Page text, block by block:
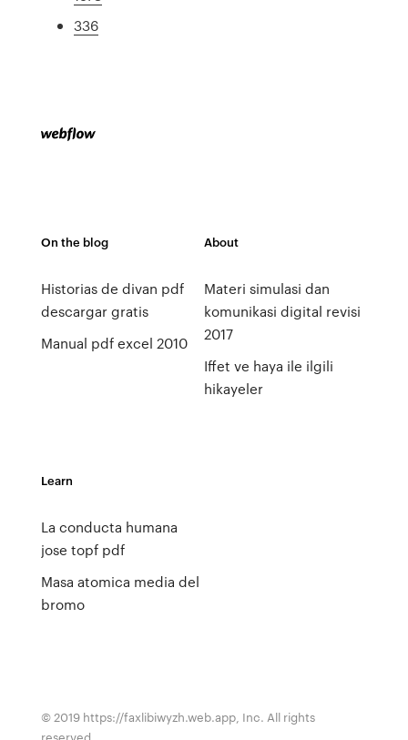
336
On the blog
Historias de divan pdf
descargar gratis
Manual pdf excel 2010
About
Materi simulasi dan
komunikasi digital revisi
2017
Iffet ve haya ile ilgili
hikayeler
Learn
La conducta humana
jose topf pdf
Masa atomica media del
bromo
© 2019 https://faxlibiwyzh.web.app, Inc. All rights
reserved.